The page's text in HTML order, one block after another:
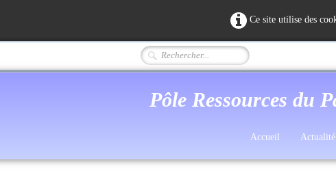
Ce site utilise des
Pôle Ressources du
Accueil Actualité